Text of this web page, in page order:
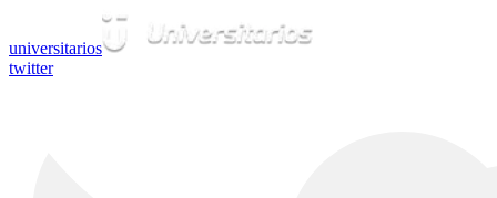
universitarios
twitter